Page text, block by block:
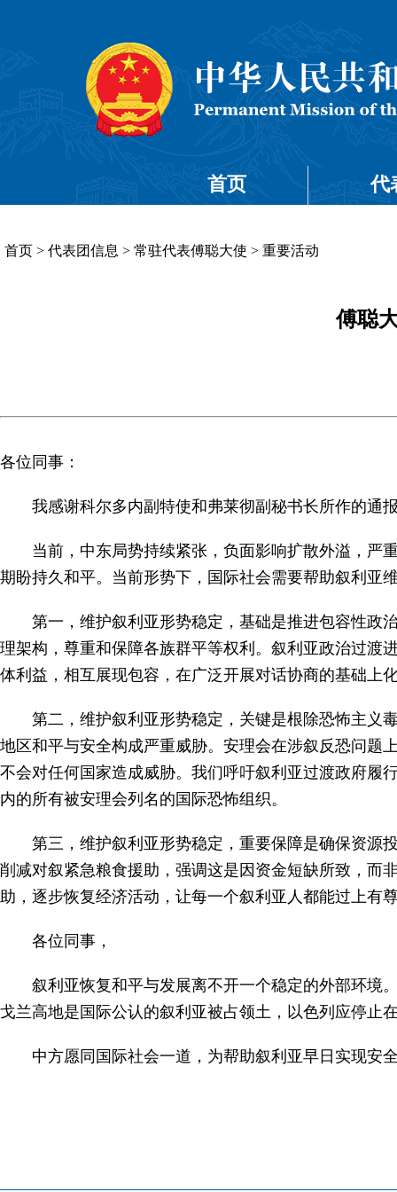
首页 代
首页 > 代表团信息 > 常驻代表傅聪大使 > 重要活动
傅聪
各位同事：
我感谢科尔多内副特使和弗莱彻副秘书长所作的通
当前，中东局势持续紧张，负面影响扩散外溢， 严
期盼持久和平。当前形势下，国际社会需要帮助叙利亚
第一，维护叙利亚形势稳定，基础是推进包容性政
理架构，尊重和保障各族群平等权利。叙利亚政治过渡
体利益，相互展现包容，在广泛开展对话协商的基础上
第二，维护叙利亚形势稳定，关键是根除恐怖主义
地区和平与安全构成严重威胁。安理会在涉叙反恐问题
不会对任何国家造成威胁。我们呼吁叙利亚过渡政府履
内的所有被安理会列名的国际恐怖组织。
第三，维护叙利亚形势稳定，重要保障是确保资源
削减对叙紧急粮食援助，强调这是因资金短缺所致，而
助，逐步恢复经济活动，让每一个叙利亚人都能过上有
各位同事，
叙利亚恢复和平与发展离不开一个稳定的外部环境
戈兰高地是国际公认的叙利亚被占领土，以色列应停止
中方愿同国际社会一道，为帮助叙利亚早日实现安